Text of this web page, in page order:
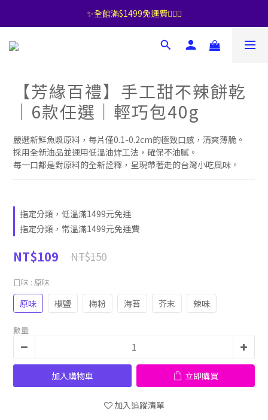
✨全館滿$1499免運費🧚🏻‍♀️
【芳緣百禮】手工甜不辣餅乾
｜6款任選｜輕巧包40g
嚴選新鮮魚漿原料，每片僅0.1-0.2cm的極致口感，清爽薄脆。
採用全新油品並運用低溫油炸工法，確保不油膩。
每一口都是對原料的全新詮釋，呈現帶著走的台灣小吃風味。
指定分類，低溫滿1499元免運
指定分類，常溫滿1499元免運費
NT$109 NT$150
口味 : 原味
原味 椒鹽 梅粉 海苔 芥末 辣味
數量
加入購物車 立即購買
加入追蹤清單